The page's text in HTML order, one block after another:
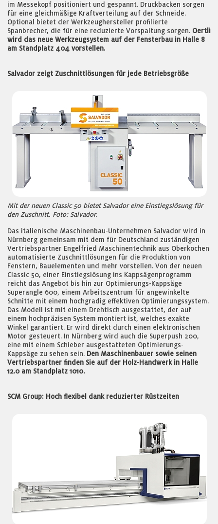
im Messekopf positioniert und gespannt. Druckbacken sorgen
für eine gleichmäßige Kraftverteilung auf der Schneide.
Optional bietet der Werkzeughersteller profilierte
Spanbrecher, die für eine reduzierte Vorspaltung sorgen. Oertli
wird das neue Werkzeugsystem auf der Fensterbau in Halle 8
am Standplatz 404 vorstellen.
Salvador zeigt Zuschnittlösungen für jede Betriebsgröße
Mit der neuen Classic 50 bietet Salvador eine Einstiegslösung für
den Zuschnitt. Foto: Salvador.
Das italienische Maschinenbau-Unternehmen Salvador wird in
Nürnberg gemeinsam mit dem für Deutschland zuständigen
Vertriebspartner Engelfried Maschinentechnik aus Oberkochen
automatisierte Zuschnittlösungen für die Produktion von
Fenstern, Bauelementen und mehr vorstellen. Von der neuen
Classic 50, einer Einstiegslösung ins Kappsägenprogramm
reicht das Angebot bis hin zur Optimierungs-Kappsäge
Superangle 600, einem Arbeitszentrum für angewinkelte
Schnitte mit einem hochgradig effektiven Optimierungssystem.
Das Modell ist mit einem Drehtisch ausgestattet, der auf
einem hochpräzisen System montiert ist, welches exakte
Winkel garantiert. Er wird direkt durch einen elektronischen
Motor gesteuert. In Nürnberg wird auch die Superpush 200,
eine mit einem Schieber ausgestatteten Optimierungs-
Kappsäge zu sehen sein. Den Maschinenbauer sowie seinen
Vertriebspartner finden Sie auf der Holz-Handwerk in Halle
12.0 am Standplatz 1010.
SCM Group: Hoch flexibel dank reduzierter Rüstzeiten